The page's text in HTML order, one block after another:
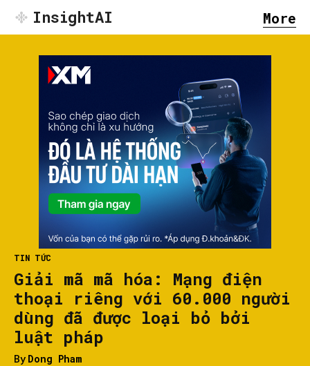
InsightAI More
TIN TỨC
Giải mã mã hóa: Mạng điện
thoại riêng với 60.000 người
dùng đã được loại bỏ bởi
luật pháp
By Dong Pham